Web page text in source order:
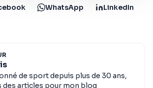
WhatsApp
LinkedIn
de sport depuis plus de 30 ans,
des articles pour mon blog